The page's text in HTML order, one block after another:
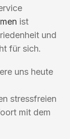
ist
und
für sich.
uns heute
stressfreien
mit dem